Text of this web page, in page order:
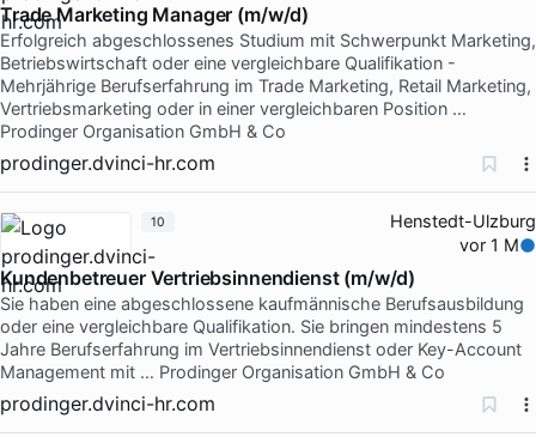
Trade Marketing Manager (m/w/d)
Erfolgreich abgeschlossenes Studium mit Schwerpunkt Marketing,
Betriebswirtschaft oder eine vergleichbare Qualifikation -
Mehrjährige Berufserfahrung im Trade Marketing, Retail Marketing,
Vertriebsmarketing oder in einer vergleichbaren Position …
Prodinger Organisation GmbH & Co
prodinger.dvinci-hr.com
Henstedt-Ulzburg
vor 1 M
Kundenbetreuer Vertriebsinnendienst (m/w/d)
Sie haben eine abgeschlossene kaufmännische Berufsausbildung
oder eine vergleichbare Qualifikation. Sie bringen mindestens 5
Jahre Berufserfahrung im Vertriebsinnendienst oder Key-Account
Management mit … Prodinger Organisation GmbH & Co
prodinger.dvinci-hr.com
10